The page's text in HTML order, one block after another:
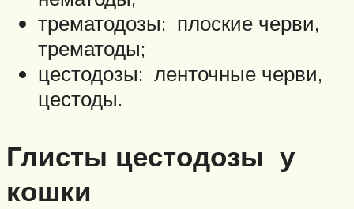
трематодозы: плоские черви,
трематоды;
цестодозы: ленточные черви,
цестоды.
Глисты цестодозы у
кошки